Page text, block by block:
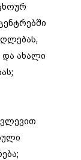
და ახალი